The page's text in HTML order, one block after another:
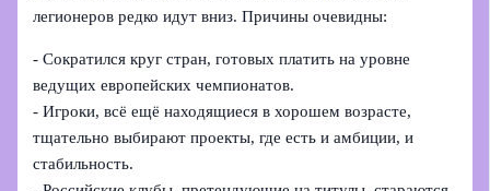
легионеров редко идут вниз. Причины очевидны:
- Сократился круг стран, готовых платить на уровне
ведущих европейских чемпионатов.
- Игроки, всё ещё находящиеся в хорошем возрасте,
тщательно выбирают проекты, где есть и амбиции, и
стабильность.